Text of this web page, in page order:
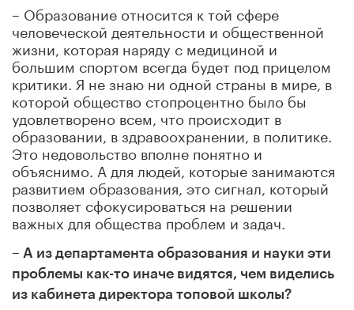
– Образование относится к той сфере
человеческой деятельности и общественной
жизни, которая наряду с медициной и
большим спортом всегда будет под прицелом
критики. Я не знаю ни одной страны в мире, в
которой общество стопроцентно было бы
удовлетворено всем, что происходит в
образовании, в здравоохранении, в политике.
Это недовольство вполне понятно и
объяснимо. А для людей, которые занимаются
развитием образования, это сигнал, который
позволяет сфокусироваться на решении
важных для общества проблем и задач.
– А из департамента образования и науки эти
проблемы как-то иначе видятся, чем виделись
из кабинета директора топовой школы?